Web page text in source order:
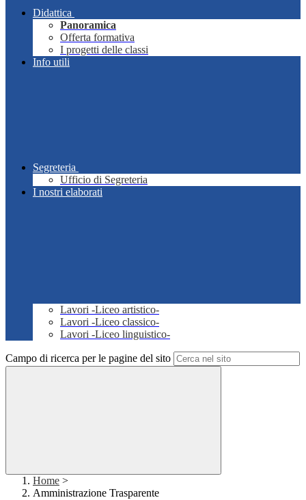
Didattica
Panoramica
Offerta formativa
I progetti delle classi
Info utili
Segreteria
Ufficio di Segreteria
I nostri elaborati
Lavori -Liceo artistico-
Lavori -Liceo classico-
Lavori -Liceo linguistico-
Campo di ricerca per le pagine del sito
Home >
Amministrazione Trasparente